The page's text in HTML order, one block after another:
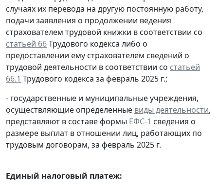
случаях их перевода на другую постоянную работу,
подачи заявления о продолжении ведения
страхователем трудовой книжки в соответствии со
статьей 66Трудового кодекса либо о
предоставлении ему страхователем сведений о
трудовой деятельности в соответствии со статьей
66.1 Трудового кодекса за февраль 2025 г.;
- государственные и муниципальные учреждения,
осуществляющие определенные виды деятельности,
представляют в составе формы ЕФС-1 сведения о
размере выплат в отношении лиц, работающих по
трудовым договорам, за февраль 2025 г.
Единый налоговый платеж: